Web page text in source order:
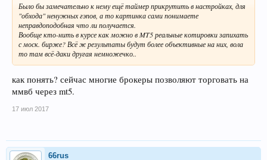
Было бы замечательно к нему ещё таймер прикрутить в настройках, для
"обхода" ненужных гэпов, а то картинка сами понимаете
неправдоподобная что ли получается.
Вообще кто-нить в курсе как можно в MT5 реальные котировки запихать
с моск. бирже? Всё ж результаты будут более объективные на них, вола
то там всё-даки другая немножечко..
как понять? сейчас многие брокеры позволяют торговать на
ммвб через mt5.
17 июл 2017
66rus